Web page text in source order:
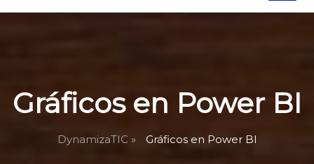
Gráficos en Power BI
DynamizaTIC » Gráficos en Power BI